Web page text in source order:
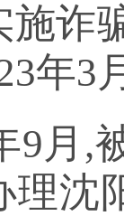
施诈
年
9月,
理沈